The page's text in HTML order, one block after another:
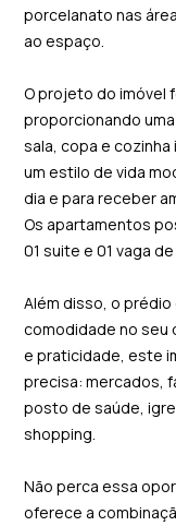
porcelanato nas
ao espaço.
O projeto do imóvel
proporcionando
sala, copa e
um estilo de vida
dia e para receber
Os apartamentos
01 suite e 01 vaga
Além disso, o
comodidade no seu
e praticidade, este
precisa: mercados,
posto de saúde,
shopping.
Não perca essa
oferece a